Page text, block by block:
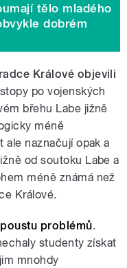
tělo mladého
dobrém
Králové objevili
po vojenských
břehu Labe jižně
méně
ale naznačují opak a
od soutoku Labe a
méně známá než
Králové.
problémů.
studenty získat
mnohdy